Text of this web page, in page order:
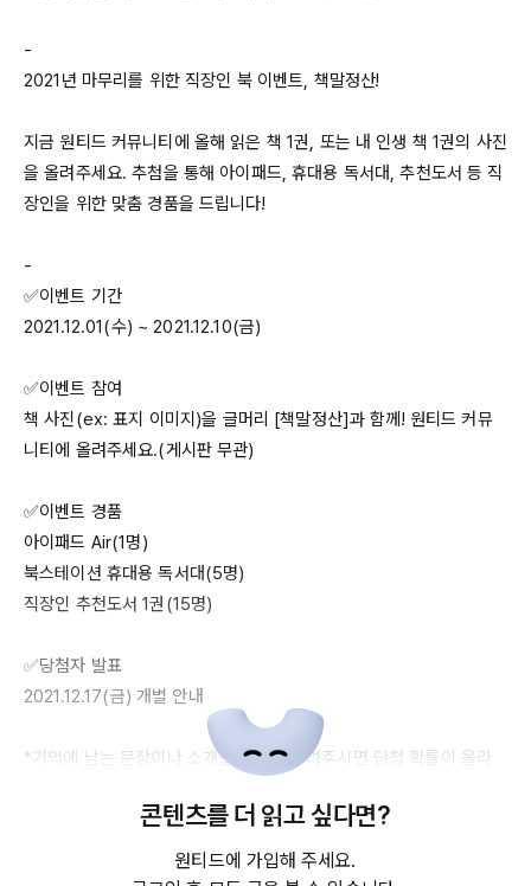
2021년 마무리를 위한 직장인 북 이벤트, 책말정산!
지금 원티드 커뮤니티에 올해 읽은 책 1권, 또는 내 인생 책 1권의 사진
을 올려주세요. 추첨을 통해 아이패드, 휴대용 독서대, 추천도서 등 직
장인을 위한 맞춤 경품을 드립니다!
-
2021.12.01(수) ~ 2021.12.10(금)
✅이벤트 참여
책 사진(ex: 표지 이미지)을 글머리 [책말정산]과 함께! 원티드 커뮤
니티에 올려주세요.(게시판 무관)
✅이벤트 경품
아이패드 Air(1명)
북스테이션 휴대용 독서대(5명)
직장인 추천도서 1권(15명)
2021.12.17(금) 개별 안내
*기억에 남는 문장이나 소개글을 함께 올려주시면 당첨 확률이 올라
*본 이벤트는 원티드 앱에서만 참여 가능합니다.
*원활한 이벤트 참여를 위해 앱 최신버전으로 업데이트 후 참여해주
콘텐츠를 더 읽고 싶다면?
원티드에 가입해 주세요.